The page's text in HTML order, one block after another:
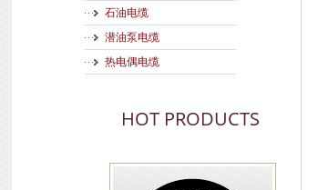
石油电缆
潜油泵电缆
热电偶电缆
HOT PRODUCTS